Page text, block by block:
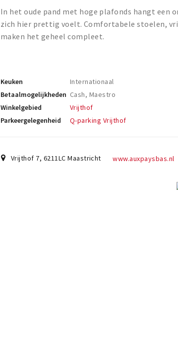
In het oude pand met hoge plafonds hangt een
zich hier prettig voelt. Comfortabele stoelen,
maken het geheel compleet.
Keuken
Internationaal
Betaalmogelijkheden Cash, Maestro
Winkelgebied
Vrijthof
Parkeergelegenheid
Q-parking Vrijthof
Vrijthof 7, 6211LC Maastricht www.auxpaysbas.nl